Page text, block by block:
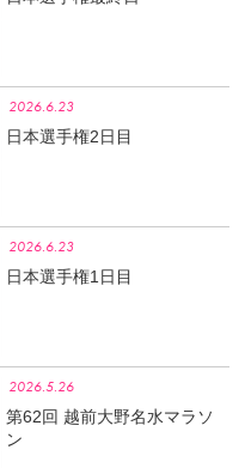
2026.6.23
日本選手権2日目
2026.6.23
日本選手権1日目
2026.5.26
第62回 越前大野名水マラソ
ン